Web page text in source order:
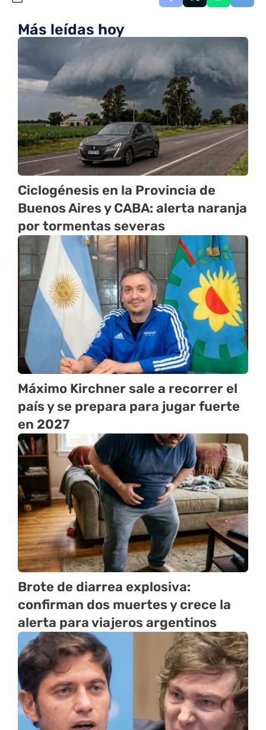
Más leídas hoy
Ciclogénesis en la Provincia de
Buenos Aires y CABA: alerta naranja
por tormentas severas
Máximo Kirchner sale a recorrer el
país y se prepara para jugar fuerte
en 2027
Brote de diarrea explosiva:
confirman dos muertes y crece la
alerta para viajeros argentinos